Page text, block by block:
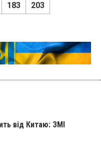
183 203
від Китаю: ЗМІ